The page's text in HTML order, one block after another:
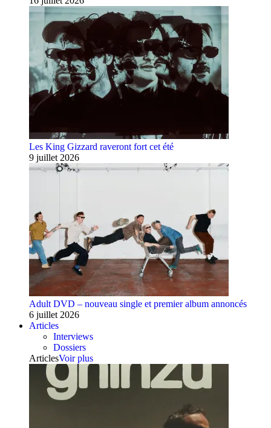
Les King Gizzard raveront fort cet été
9 juillet 2026
Adult DVD – nouveau single et premier album annoncés
6 juillet 2026
Articles
Interviews
Dossiers
ArticlesVoir plus